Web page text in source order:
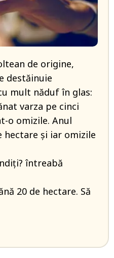
de origine,
destăinuie
mult năduf în glas:
varza pe cinci
o omizile. Anul
hectare și iar omizile
întreabă
20 de hectare. Să